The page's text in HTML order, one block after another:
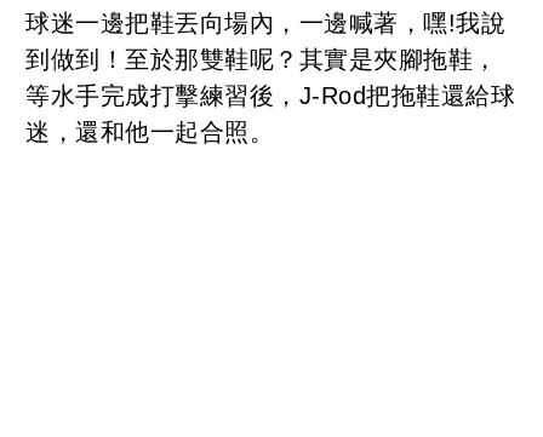
球迷一邊把鞋丟向場內，一邊喊著，嘿!我說
到做到！至於那雙鞋呢？其實是夾腳拖鞋，
等水手完成打擊練習後，J-Rod把拖鞋還給球
迷，還和他一起合照。